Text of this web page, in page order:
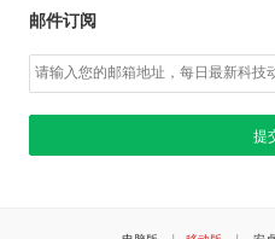
邮件订阅